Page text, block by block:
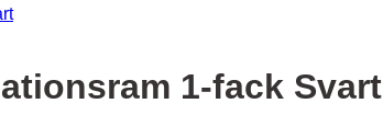
1-fack Svart